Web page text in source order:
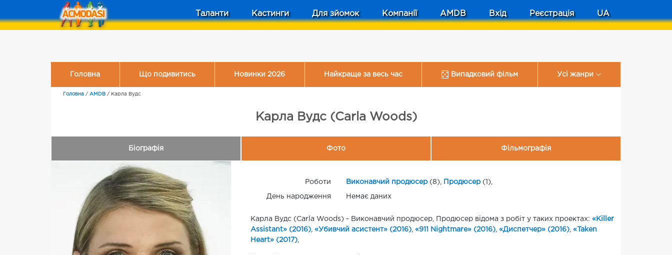
Таланти Кастинги Для зйомок Компанії AMDB Вхід Реєстрація UA
Головна Що подивитись Новинки 2026 Найкраще за весь час Випадковий фільм Усі жанри
Головна / AMDB / Карла Вудс
Карла Вудс (Carla Woods)
Біографія Фото Фільмографія
Роботи Виконавчий продюсер(8), Продюсер(1),
День народження Немає даних
Карла Вудс (Carla Woods) - Виконавчий продюсер, Продюсер відома з робіт у таких проектах: «Killer
Assistant» (2016) «Убивчий асистент» (2016) «911 Nightmare» (2016) «Диспетчер» (2016) «Taken
Heart» (2017)